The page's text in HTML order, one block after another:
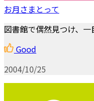
お月さまとって
図書館で偶然見つけ、一
Good
2004/10/25